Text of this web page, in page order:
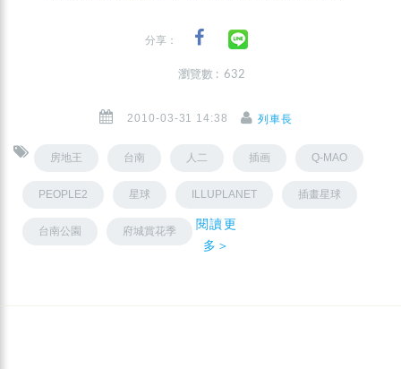
分享：
瀏覽數 : 632
2010-03-31 14:38 列車長
房地王 台南 人二 插画 Q-MAO
PEOPLE2 星球 ILLUPLANET 插畫星球
台南公園 府城賞花季
閱讀更
多＞